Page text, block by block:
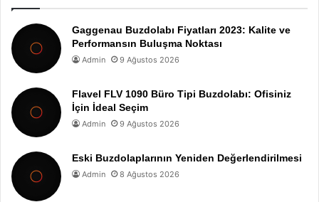
Gaggenau Buzdolabı Fiyatları 2023: Kalite ve
Performansın Buluşma Noktası
Admin 9 Ağustos 2026
Flavel FLV 1090 Büro Tipi Buzdolabı: Ofisiniz
İçin İdeal Seçim
Admin 9 Ağustos 2026
Eski Buzdolaplarının Yeniden Değerlendirilmesi
Admin 8 Ağustos 2026